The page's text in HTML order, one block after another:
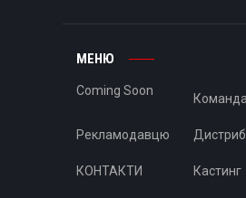
МЕНЮ
Coming Soon
Команда
Рекламодавцю
КОНТАКТИ Кастинг